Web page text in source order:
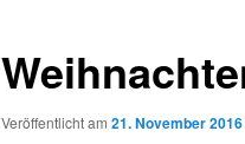
Veröffentlicht am 21. November 2016